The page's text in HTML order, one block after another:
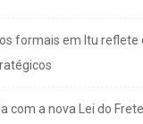
formais em Itu reflete
com a nova Lei do Frete